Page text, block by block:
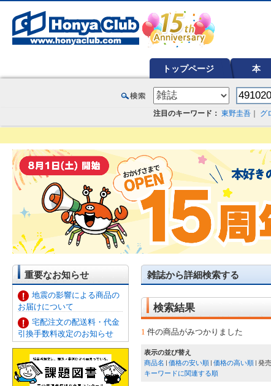
トップページ 本
注目のキーワード： 東野圭吾 グ
重要なお知らせ
地震の影響による商品の
お届けについて
宅配注文の配送料・代金
引換手数料改定のお知らせ
雑誌から詳細検索する
検索結果
1 件の商品がみつかりました
表示の並び替え
商品名
価格の安い順 価格の高い順 発
キーワードに関連する順